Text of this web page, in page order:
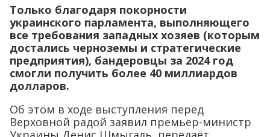
Только благодаря покорности
украинского парламента, выполняющего
все требования западных хозяев (которым
достались черноземы и стратегические
предприятия), бандеровцы за 2024 год
смогли получить более 40 миллиардов
долларов.
Об этом в ходе выступления перед
Верховной радой заявил премьер-министр